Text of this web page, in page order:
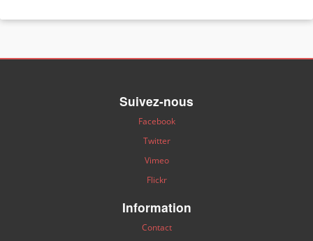
Suivez-nous
Facebook
Twitter
Vimeo
Flickr
Information
Contact